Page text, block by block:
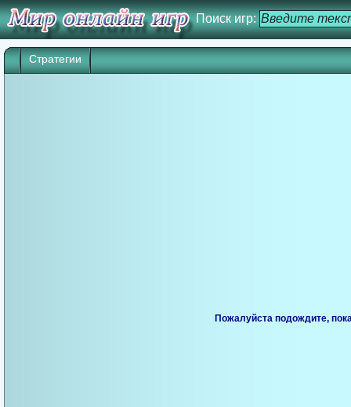
Поиск игр:
Стратегии
Игра начнется через 25 сек. Кликните